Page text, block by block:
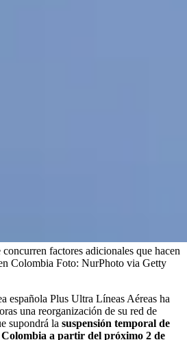
factores adicionales que hacen
Colombia Foto: NurPhoto via Getty
española Plus Ultra Líneas Aéreas ha
una reorganización de su red de
supondrá la suspensión temporal de
Colombia a partir del próximo 2 de